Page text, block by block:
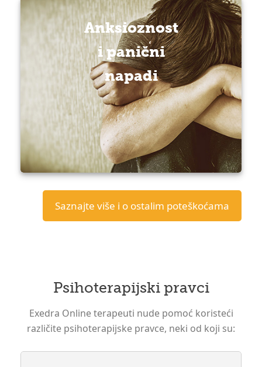
Anksioznost
i panični
napadi
Saznajte više i o ostalim poteškoćama
Psihoterapijski pravci
Exedra Online terapeuti nude pomoć koristeći
različite psihoterapijske pravce, neki od koji su: